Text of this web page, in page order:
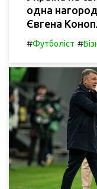
одна
Євгена
#Футболіст #